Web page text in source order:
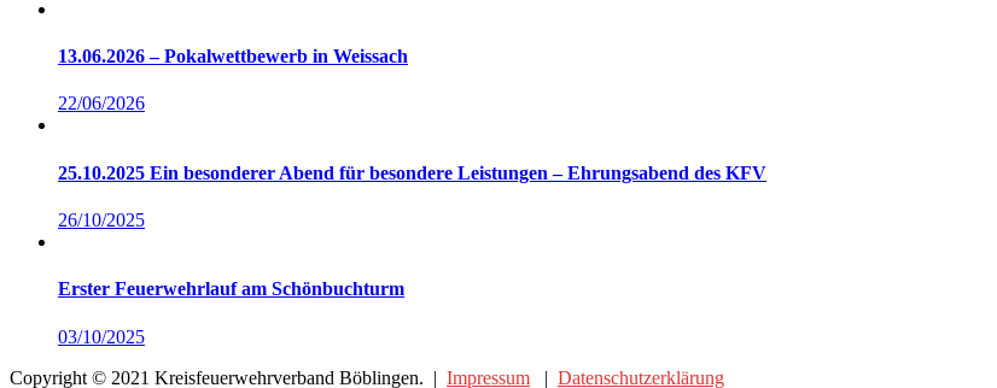
13.06.2026 – Pokalwettbewerb in Weissach
22/06/2026
25.10.2025 Ein besonderer Abend für besondere Leistungen – Ehrungsabend des KFV
26/10/2025
Erster Feuerwehrlauf am Schönbuchturm
03/10/2025
Copyright © 2021 Kreisfeuerwehrverband Böblingen. | Impressum | Datenschutzerklärung